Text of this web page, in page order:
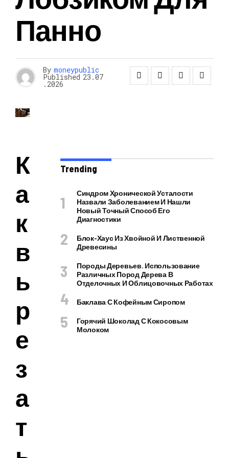
Панно
By moneypublic
Published 23.07
.2026
К
а
к
в
ы
р
е
з
а
т
Trending
Синдром Хронической Усталости
Назвали Заболеванием И Нашли
Новый Точный Способ Его
Диагностики
Блок-Хаус Из Хвойной И Лиственной
Древесины
Породы Деревьев. Использование
Различных Пород Дерева В
Отделочных И Облицовочных Работах
Баклава С Кофейным Сиропом
Горячий Шоколад С Кокосовым
Молоком